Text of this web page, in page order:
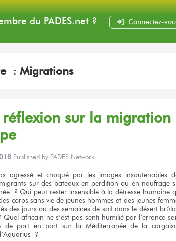
du PADES.net? Connectez-
: Migrations
réflexion sur la migration
Published by PADES Network
agressé et choqué par les images insoutenables
sur des bateaux en perdition ou en naufrage
? Qui peut rester insensible à la détresse humaine
corps sans vie de jeunes hommes et des jeunes
des jours ou des semaines de soif dans le désert
africain ne s’est pas senti humilié par l’errance
de port en port sur la Méditerranée de la
?